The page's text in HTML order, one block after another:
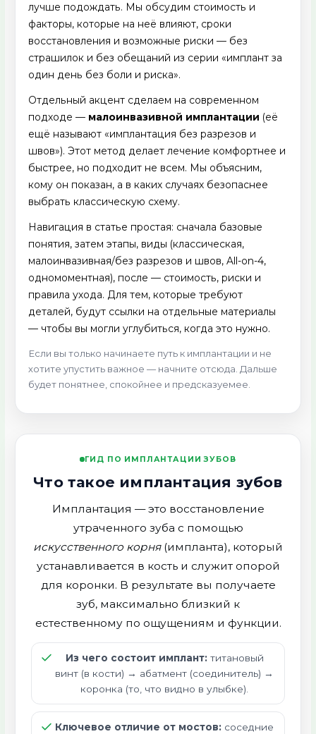
лучше подождать. Мы обсудим стоимость и
факторы, которые на неё влияют, сроки
восстановления и возможные риски — без
страшилок и без обещаний из серии «имплант за
один день без боли и риска».
Отдельный акцент сделаем на современном
подходе — малоинвазивной имплантации (её
ещё называют «имплантация без разрезов и
швов»). Этот метод делает лечение комфортнее и
быстрее, но подходит не всем. Мы объясним,
кому он показан, а в каких случаях безопаснее
выбрать классическую схему.
Навигация в статье простая: сначала базовые
понятия, затем этапы, виды (классическая,
малоинвазивная/без разрезов и швов, All-on-4,
одномоментная), после — стоимость, риски и
правила ухода. Для тем, которые требуют
деталей, будут ссылки на отдельные материалы
— чтобы вы могли углубиться, когда это нужно.
Если вы только начинаете путь к имплантации и не
хотите упустить важное — начните отсюда. Дальше
будет понятнее, спокойнее и предсказуемее.
ГИД ПО ИМПЛАНТАЦИИ ЗУБОВ
Что такое имплантация зубов
Имплантация — это восстановление
утраченного зуба с помощью
искусственного корня(импланта), который
устанавливается в кость и служит опорой
для коронки. В результате вы получаете
зуб, максимально близкий к
естественному по ощущениям и функции.
Из чего состоит имплант: титановый
винт (в кости) → абатмент (соединитель) →
коронка (то, что видно в улыбке).
Ключевое отличие от мостов: соседние